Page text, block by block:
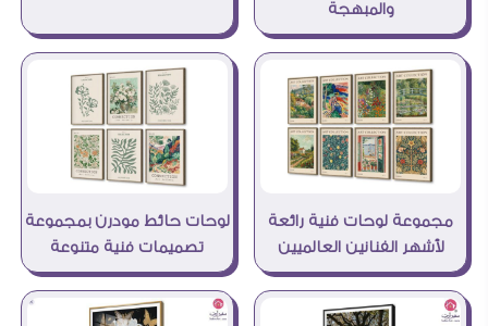
والمبهجة
مجموعة لوحات فنية رائعة
لأشهر الفنانين العالميين
لوحات حائط مودرن بمجموعة
تصميمات فنية متنوعة